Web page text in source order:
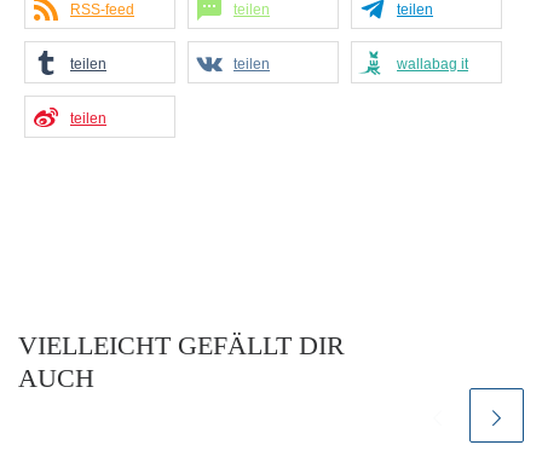
RSS-feed teilen teilen
teilen teilen wallabag it
teilen
VIELLEICHT GEFÄLLT DIR
AUCH